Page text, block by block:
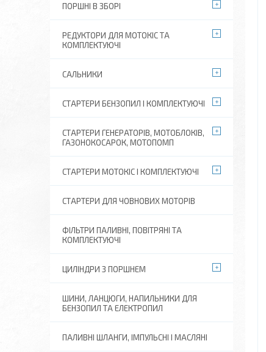
ПОРШНІ В ЗБОРІ
РЕДУКТОРИ ДЛЯ МОТОКІС ТА
КОМПЛЕКТУЮЧІ
САЛЬНИКИ
СТАРТЕРИ БЕНЗОПИЛ І КОМПЛЕКТУЮЧІ
СТАРТЕРИ ГЕНЕРАТОРІВ, МОТОБЛОКІВ,
ГАЗОНОКОСАРОК, МОТОПОМП
СТАРТЕРИ МОТОКІС І КОМПЛЕКТУЮЧІ
СТАРТЕРИ ДЛЯ ЧОВНОВИХ МОТОРІВ
ФІЛЬТРИ ПАЛИВНІ, ПОВІТРЯНІ ТА
КОМПЛЕКТУЮЧІ
ЦИЛІНДРИ З ПОРШНЕМ
ШИНИ, ЛАНЦЮГИ, НАПИЛЬНИКИ ДЛЯ
БЕНЗОПИЛ ТА ЕЛЕКТРОПИЛ
ПАЛИВНІ ШЛАНГИ, ІМПУЛЬСНІ І МАСЛЯНІ